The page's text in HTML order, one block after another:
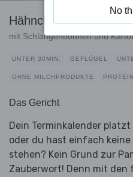
Hähnchen-Masala
mit Schlangenbohnen und
UNTER 30MIN. GEFLÜGEL
OHNE MILCHPRODUKTE
Das Gericht
Dein Terminkalender
oder du hast einfach
stehen? Kein Grund zur
Zauberwort! Denn mit den
No